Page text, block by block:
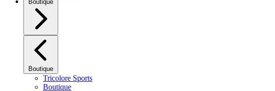
Boutique
Boutique
Tricolore Sports
Boutique